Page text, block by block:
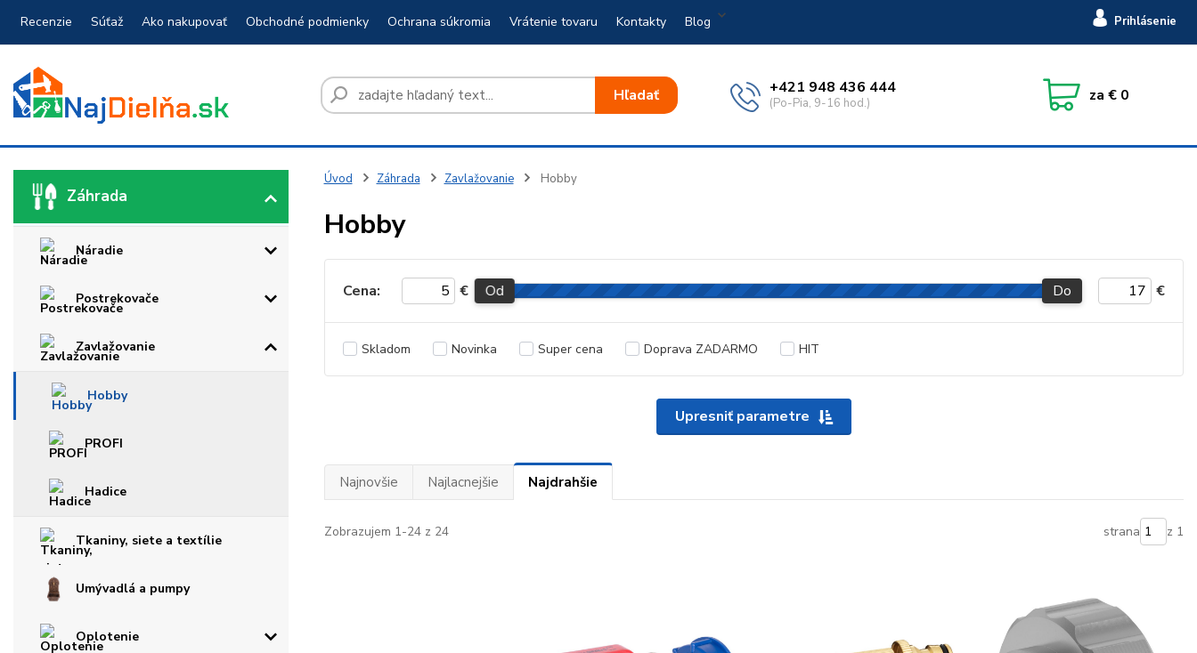
Recenzie Súťaž Ako nakupovať Obchodné podmienky Ochrana súkromia Vrátenie tovaru Kontakty Blog Prihlásenie
Hľadať +421 948 436 444
(Po-Pia, 9-16 hod.) za € 0
Záhrada
Náradie
Postrekovače
Zavlažovanie
Hobby
PROFI
Hadice
Tkaniny, siete a textílie
Umývadlá a pumpy
Oplotenie
Úvod Záhrada Zavlažovanie Hobby
Hobby
Upresniť parametre
Cena: € Od Do €
Skladom Novinka Super cena Doprava ZADARMO HIT
Najnovšie Najlacnejšie Najdrahšie
Zobrazujem 1-24 z 24 strana z 1